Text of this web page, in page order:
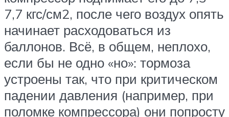
7,7 кгс/см2, после чего воздух опять
начинает расходоваться из
баллонов. Всё, в общем, неплохо,
если бы не одно «но»: тормоза
устроены так, что при критическом
падении давления (например, при
поломке компрессора) они попросту